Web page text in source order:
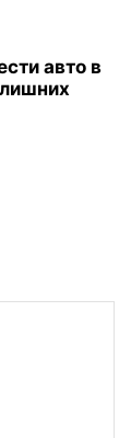
авто в